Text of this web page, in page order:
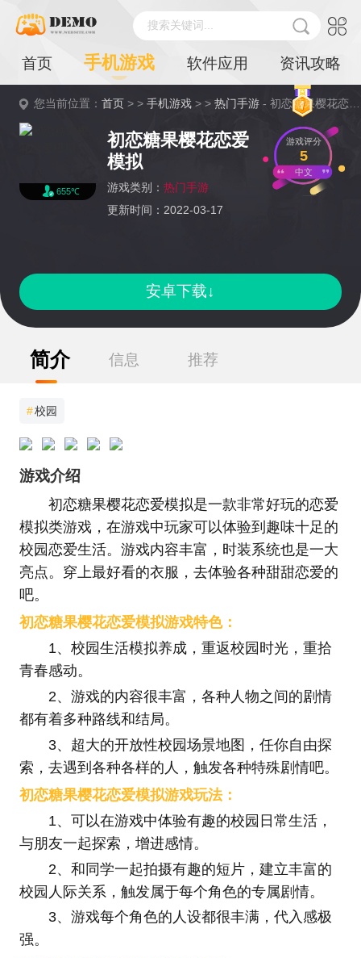
搜索关键词...
首页 手机游戏 软件应用 资讯攻略
您当前位置：首页 > >手机游戏 > >热门手游 - 初恋糖果樱花恋爱模拟详情
655℃
初恋糖果樱花恋爱
模拟
游戏类别： 热门手游
更新时间：2022-03-17
游戏评分
5
中文
安卓下载↓
简介 信息 推荐
#校园
游戏介绍
初恋糖果樱花恋爱模拟是一款非常好玩的恋爱
模拟类游戏，在游戏中玩家可以体验到趣味十足的
校园恋爱生活。游戏内容丰富，时装系统也是一大
亮点。穿上最好看的衣服，去体验各种甜甜恋爱的
吧。
初恋糖果樱花恋爱模拟游戏特色：
1、校园生活模拟养成，重返校园时光，重拾
青春感动。
2、游戏的内容很丰富，各种人物之间的剧情
都有着多种路线和结局。
3、超大的开放性校园场景地图，任你自由探
索，去遇到各种各样的人，触发各种特殊剧情吧。
初恋糖果樱花恋爱模拟游戏玩法：
1、可以在游戏中体验有趣的校园日常生活，
与朋友一起探索，增进感情。
2、和同学一起拍摄有趣的短片，建立丰富的
校园人际关系，触发属于每个角色的专属剧情。
3、游戏每个角色的人设都很丰满，代入感极
强。